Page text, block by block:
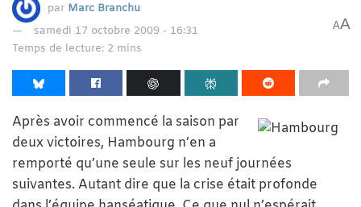
par Marc Branchu
samedi 17 octobre 2009 - 16:31
Temps de lecture: 2 mins
AA
Après avoir commencé la saison par
deux victoires, Hambourg n’en a
remporté qu’une seule sur les neuf journées
suivantes. Autant dire que la crise était profonde